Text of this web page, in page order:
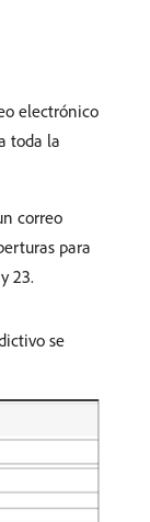
electrónico
toda la
correo
para
23.
se